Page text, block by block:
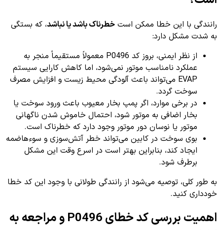
رانندگی با این خطا ممکن است خطرناک باشد یا نباشد، که بستگی
به شدت مشکل دارد:
از نظر ایمنی، بروز کد P0496 معمولاً مستقیماً منجر به
عملکرد نامناسب موتور نمی‌شود، اما کاهش کارایی سیستم
EVAP می‌تواند باعث آلودگی محیط زیست و افزایش مصرف
سوخت گردد.
در برخی موارد، اگر پمپ بخار معیوب باعث ورود سوخت یا
بخار اضافی به موتور شود، احتمال خاموش شدن ناگهانی
موتور یا نوسان دور موتور وجود دارد که خطرناک است.
بوی سوخت در کابین می‌تواند خطر آتش‌سوزی و سوءهاضمه
ایجاد کند، بنابراین بهتر است در اسرع وقت این مشکل
برطرف شود.
به طور کلی، توصیه می‌شود از رانندگی طولانی با وجود این کد خطا
خودداری کنید.
اهمیت بررسی کد خطای P0496 و مراجعه به